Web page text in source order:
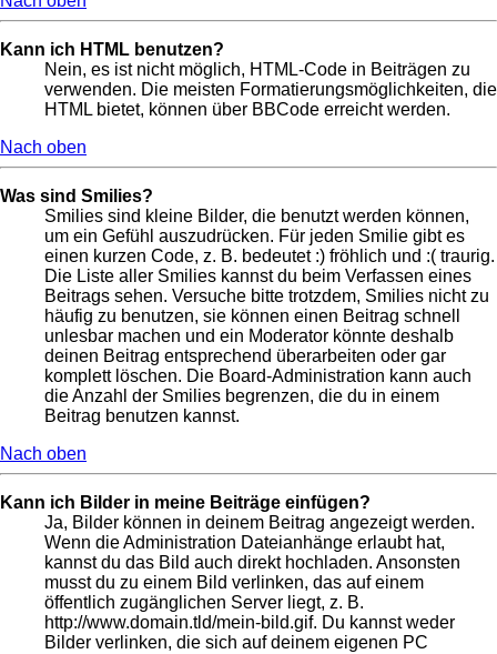
Kann ich HTML benutzen?
Nein, es ist nicht möglich, HTML-Code in Beiträgen zu
verwenden. Die meisten Formatierungsmöglichkeiten, die
HTML bietet, können über BBCode erreicht werden.
Nach oben
Was sind Smilies?
Smilies sind kleine Bilder, die benutzt werden können,
um ein Gefühl auszudrücken. Für jeden Smilie gibt es
einen kurzen Code, z. B. bedeutet :) fröhlich und :( traurig.
Die Liste aller Smilies kannst du beim Verfassen eines
Beitrags sehen. Versuche bitte trotzdem, Smilies nicht zu
häufig zu benutzen, sie können einen Beitrag schnell
unlesbar machen und ein Moderator könnte deshalb
deinen Beitrag entsprechend überarbeiten oder gar
komplett löschen. Die Board-Administration kann auch
die Anzahl der Smilies begrenzen, die du in einem
Beitrag benutzen kannst.
Nach oben
Kann ich Bilder in meine Beiträge einfügen?
Ja, Bilder können in deinem Beitrag angezeigt werden.
Wenn die Administration Dateianhänge erlaubt hat,
kannst du das Bild auch direkt hochladen. Ansonsten
musst du zu einem Bild verlinken, das auf einem
öffentlich zugänglichen Server liegt, z. B.
http://www.domain.tld/mein-bild.gif. Du kannst weder
Bilder verlinken, die sich auf deinem eigenen PC